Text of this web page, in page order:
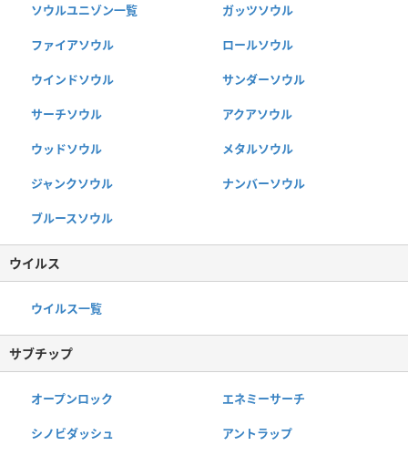
ソウルユニゾン一覧 ガッツソウル
ファイアソウル ロールソウル
ウインドソウル サンダーソウル
サーチソウル アクアソウル
ウッドソウル メタルソウル
ジャンクソウル ナンバーソウル
ブルースソウル
ウイルス
ウイルス一覧
サブチップ
オープンロック エネミーサーチ
シノビダッシュ アントラップ